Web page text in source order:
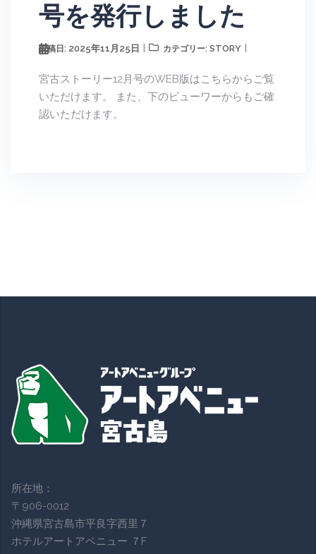
号を発行しました
投稿日: 2025年11月25日 カテゴリー: STORY
宮古ストーリー12月号のWEB版はこちらからご覧
いただけます。 また、下のビューワーからもご確
認いただけます。
所在地：
〒906-0012
沖縄県宮古島市平良字西里７
ホテルアートアベニュー ７F